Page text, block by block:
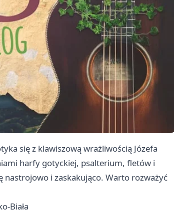
się z klawiszową wrażliwością Józefa
harfy gotyckiej, psalterium, fletów i
i zaskakująco. Warto rozważyć
Biała